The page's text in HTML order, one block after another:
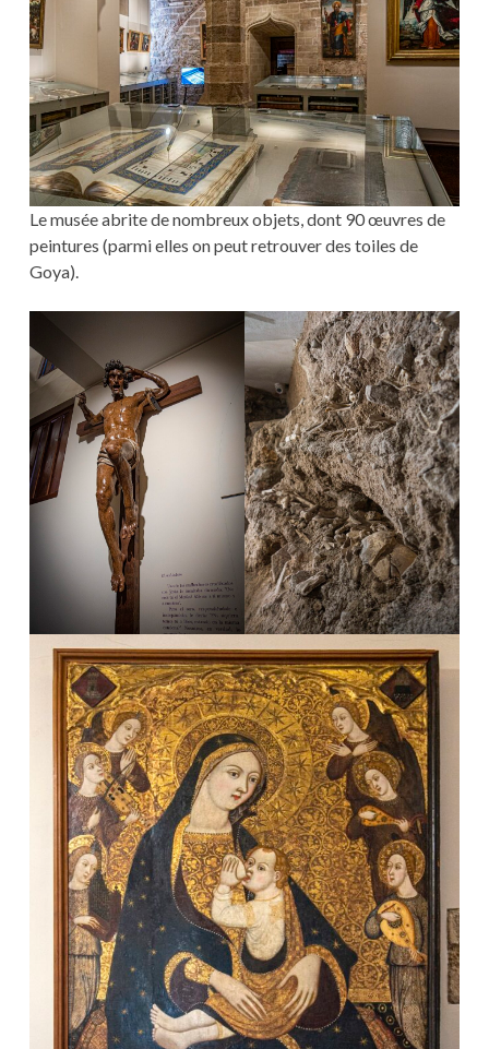
Le musée abrite de nombreux objets, dont 90 œuvres de
peintures (parmi elles on peut retrouver des toiles de
Goya).